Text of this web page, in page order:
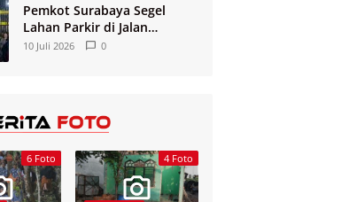
Pemkot Surabaya Segel
Lahan Parkir di Jalan
Tunjungan
10 Juli 2026 0
6 Foto 4 Foto